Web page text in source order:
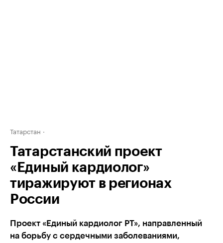
Татарстан
Татарстанский проект
«Единый кардиолог»
тиражируют в регионах
России
Проект «Единый кардиолог РТ», направленный
на борьбу с сердечными заболеваниями,